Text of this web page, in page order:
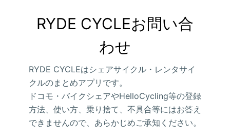
RYDE CYCLEお問い合
わせ
RYDE CYCLEはシェアサイクル・レンタサイ
クルのまとめアプリです。
ドコモ・バイクシェアやHelloCycling等の登録
方法、使い方、乗り捨て、不具合等にはお答え
できませんので、あらかじめご承知ください。